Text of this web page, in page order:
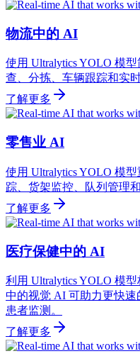
物流中的 AI
使用 Ultralytics YOLO 模
查、分拣、车辆跟踪和实
了解更多
零售业 AI
使用 Ultralytics YOLO 模
踪、货架监控、队列管理
了解更多
医疗保健中的 AI
利用 Ultralytics YOLO 模
中的视觉 AI 可助力更快
患者监测。
了解更多